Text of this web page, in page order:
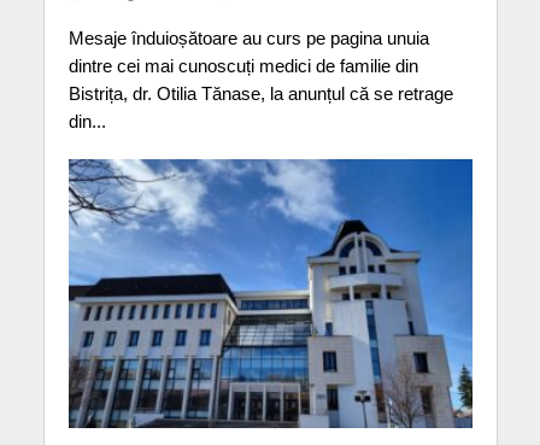
Mesaje înduioșătoare au curs pe pagina unuia
dintre cei mai cunoscuți medici de familie din
Bistrița, dr. Otilia Tănase, la anunțul că se retrage
din...